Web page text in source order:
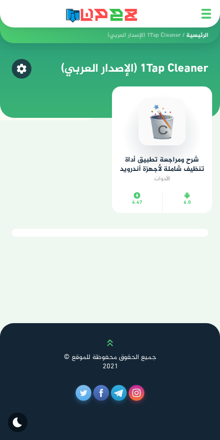
الرئيسية /1Tap Cleaner (الإصدار العربي)
1Tap Cleaner (الإصدار العربي) اختر
شرح ومراجعة تطبيق أداة
تنظيف شاملة لأجهزة أندرويد
الأدوات
6.0
4.47
Scroll up
جميع الحقوق محفوظة للموقع ©
2021